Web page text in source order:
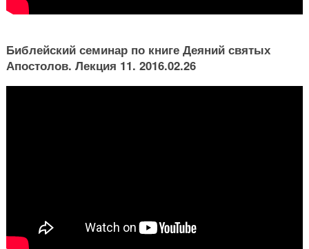
Библейский семинар по книге Деяний святых
Апостолов. Лекция 11. 2016.02.26